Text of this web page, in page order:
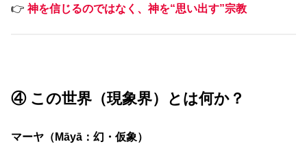
👉神を信じるのではなく、神を“思い出す”宗教
④ この世界（現象界）とは何か？
マーヤ（Māyā：幻・仮象）